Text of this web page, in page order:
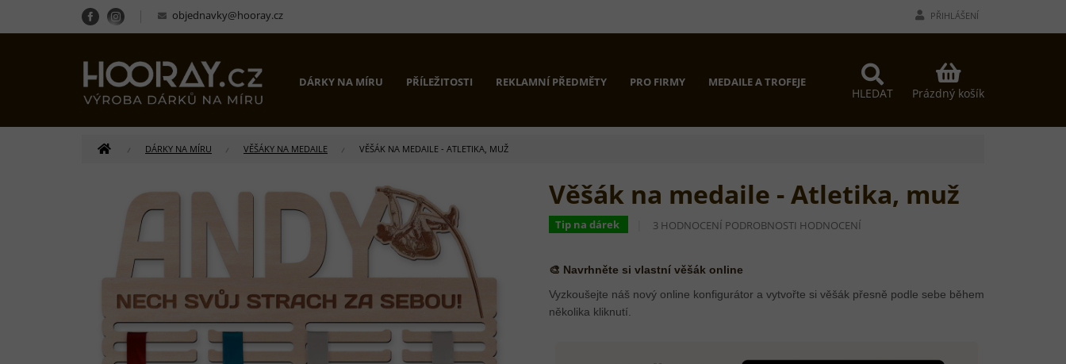
obsah
objednavky@hooray.cz PŘIHLÁŠENÍ
HLEDAT
NÁKUPNÍ
KOŠÍK
Prázdný košík
DÁRKY NA MÍRU PŘÍLEŽITOSTI REKLAMNÍ PŘEDMĚTY PRO FIRMY MEDAILE A TROFEJE PROČ MY? KONTAKTY
DOMŮ DÁRKY NA MÍRU VĚŠÁKY NA MEDAILE VĚŠÁK NA MEDAILE - ATLETIKA, MUŽ
Věšák na medaile - Atletika, muž
Tip na dárek
PRŮMĚRNÉ
JE
5,0
Z
5
3 HODNOCENÍ PODROBNOSTI HODNOCENÍ
🎨 Navrhněte si vlastní věšák online
Vyzkoušejte náš nový online konfigurátor a vytvořte si věšák přesně podle sebe během
několika kliknutí.